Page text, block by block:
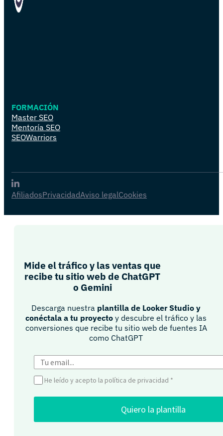
FORMACIÓN
Master SEO
Mentoría SEO
SEOWarriors
AfiliadosPrivacidadAviso legalCookies
Mide el tráfico y las ventas que
recibe tu sitio web de ChatGPT
o Gemini​
Descarga nuestra plantilla de Looker Studio y
conéctala a tu proyecto y descubre el tráfico y las
conversiones que recibe tu sitio web de fuentes IA
como ChatGPT​
He leído y acepto la política de privacidad *
Quiero la plantilla